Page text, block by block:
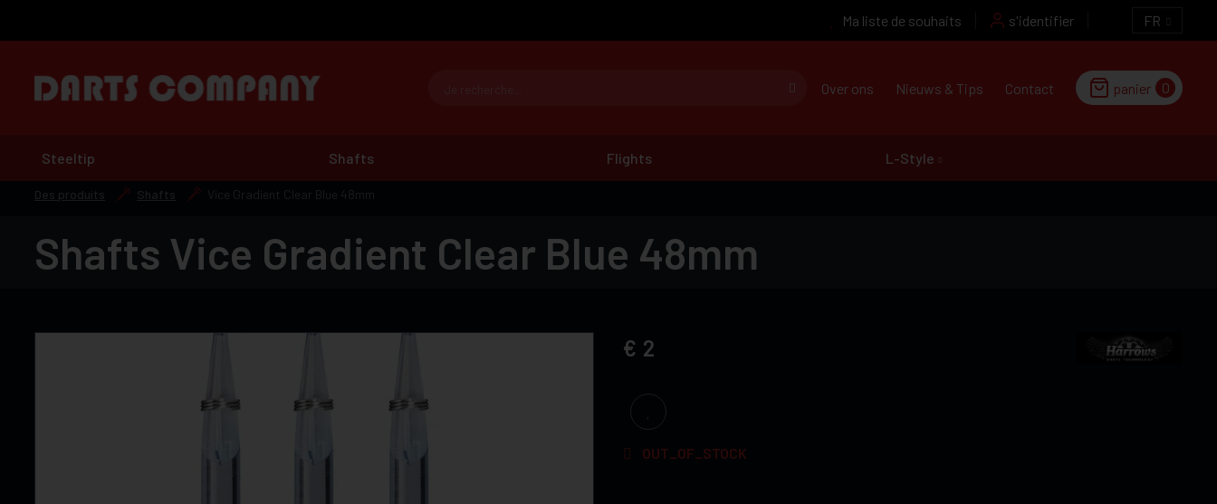
Ma liste de souhaits s'identifier FR
Over ons Nieuws & Tips Contact panier 0
Steeltip Shafts Flights L-Style
Des produits Shafts Vice Gradient Clear Blue 48mm
Shafts Vice Gradient Clear Blue 48mm
2
OUT_OF_STOCK